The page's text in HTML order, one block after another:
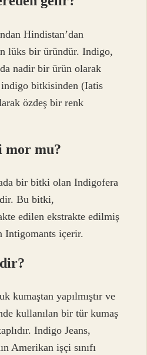
Hindistan’dan
lüks bir üründür. Indigo,
nadir bir ürün olarak
bitkisinden (Iatis
özdeş bir renk
mor mu?
bir bitki olan Indigofera
Bu bitki,
edilen ekstrakte edilmiş
Intigomants içerir.
kumaştan yapılmıştır ve
kullanılan bir tür kumaş
Indigo Jeans,
Amerikan işçi sınıfı